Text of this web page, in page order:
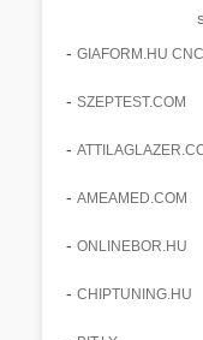
- GIAFORM.HU CNC
- SZEPTEST.COM
-
- AMEAMED.COM
- ONLINEBOR.HU
- CHIPTUNING.HU